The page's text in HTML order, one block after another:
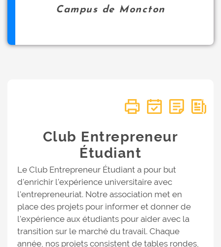
Campus de Moncton
Club Entrepreneur
Étudiant
Le Club Entrepreneur Étudiant a pour but
d'enrichir l'expérience universitaire avec
l'entrepreneuriat. Notre association met en
place des projets pour informer et donner de
l'expérience aux étudiants pour aider avec la
transition sur le marché du travail. Chaque
année, nos projets consistent de tables rondes,